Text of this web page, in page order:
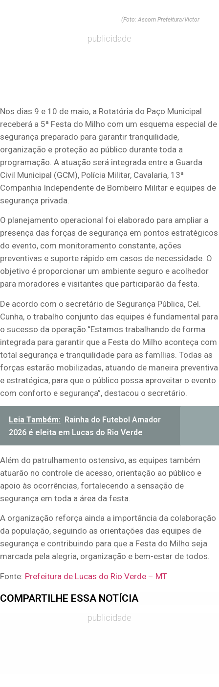
(Foto: Ascom Prefeitura/Victor
publicidade
Nos dias 9 e 10 de maio, a Rotatória do Paço Municipal
receberá a 5ª Festa do Milho com um esquema especial de
segurança preparado para garantir tranquilidade,
organização e proteção ao público durante toda a
programação. A atuação será integrada entre a Guarda
Civil Municipal (GCM), Polícia Militar, Cavalaria, 13ª
Companhia Independente de Bombeiro Militar e equipes de
segurança privada.
O planejamento operacional foi elaborado para ampliar a
presença das forças de segurança em pontos estratégicos
do evento, com monitoramento constante, ações
preventivas e suporte rápido em casos de necessidade. O
objetivo é proporcionar um ambiente seguro e acolhedor
para moradores e visitantes que participarão da festa.
De acordo com o secretário de Segurança Pública, Cel.
Cunha, o trabalho conjunto das equipes é fundamental para
o sucesso da operação.“Estamos trabalhando de forma
integrada para garantir que a Festa do Milho aconteça com
total segurança e tranquilidade para as famílias. Todas as
forças estarão mobilizadas, atuando de maneira preventiva
e estratégica, para que o público possa aproveitar o evento
com conforto e segurança”, destacou o secretário.
Leia Também: Rainha do Futebol Amador
2026 é eleita em Lucas do Rio Verde
Além do patrulhamento ostensivo, as equipes também
atuarão no controle de acesso, orientação ao público e
apoio às ocorrências, fortalecendo a sensação de
segurança em toda a área da festa.
A organização reforça ainda a importância da colaboração
da população, seguindo as orientações das equipes de
segurança e contribuindo para que a Festa do Milho seja
marcada pela alegria, organização e bem-estar de todos.
Fonte: Prefeitura de Lucas do Rio Verde – MT
COMPARTILHE ESSA NOTÍCIA
publicidade